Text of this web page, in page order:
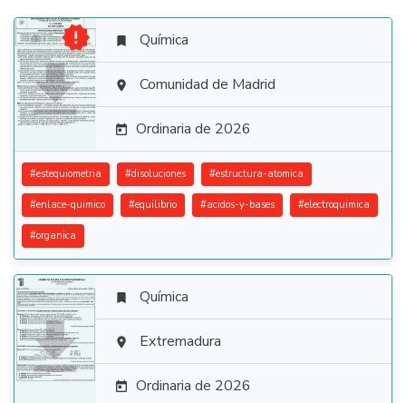

  Química
 Comunidad de Madrid
 Ordinaria de 2026
#estequiometria #disoluciones #estructura-atomica
#enlace-quimico #equilibrio #acidos-y-bases #electroquimica
#organica

 Química
 Extremadura
 Ordinaria de 2026